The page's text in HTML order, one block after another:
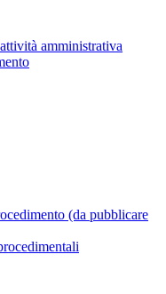
amministrativa
(da pubblicare